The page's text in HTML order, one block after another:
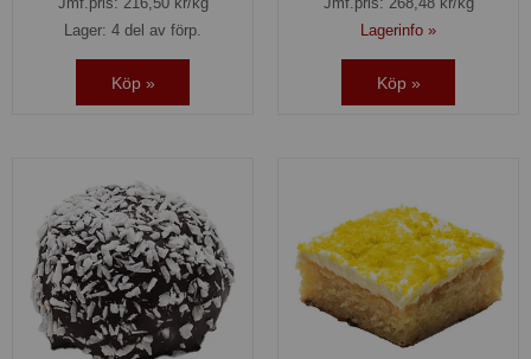
Lager: 4 del av förp.
Köp »
Lagerinfo »
Köp »